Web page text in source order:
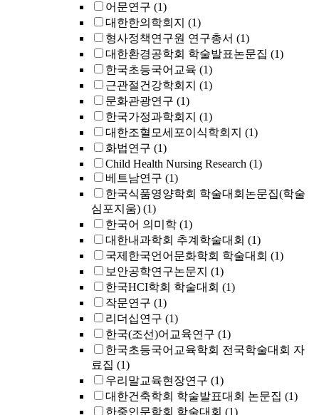
어문연구 (1)
대한한의학회지 (1)
형사정책연구원 연구총서 (1)
대한환경공학회 학술발표논문집 (1)
한국초등국어교육 (1)
근관절건강학회지 (1)
문화관광연구 (1)
한국가정과학회지 (1)
대한조혈모세포이식학회지 (1)
화법연구 (1)
Child Health Nursing Research (1)
베트남연구 (1)
한국식품영양학회 학술대회논문집(학술
심포지움) (1)
한국어 의미학 (1)
대한내과학회 추계학술대회 (1)
국제한국언어문화학회 학술대회 (1)
보안공학연구논문지 (1)
한국HCI학회 학술대회 (1)
작문연구 (1)
리더십연구 (1)
한국(조선)어교육연구 (1)
한국초등국어교육학회 전국학술대회 자
료집 (1)
우리말교육현장연구 (1)
대한건축학회 학술발표대회 논문집 (1)
한중인문학회 학술대회 (1)